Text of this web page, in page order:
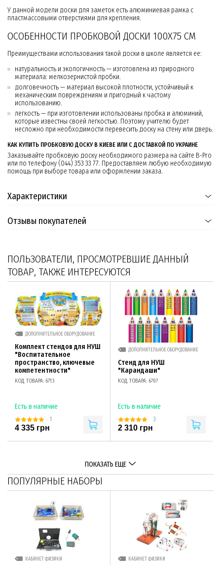
У данной модели доски для заметок есть алюминиевая рамка с
пластмассовыми отверстиями для крепления.
ОСОБЕННОСТИ ПРОБКОВОЙ ДОСКИ 100Х75 СМ
Преимуществами использования такой доски в школе является ее:
натуральность и экологичность — изготовлена из природного
материала: мелкозернистой пробки.
долговечность — материал высокой плотности, устойчивый к
механическим повреждениям и пригодный к частому
использованию.
легкость — при изготовлении использованы пробка и алюминий,
которые известны своей легкостью. Поэтому учителю будет
несложно при необходимости перевесить доску на стену или дверь.
КАК КУПИТЬ ПРОБКОВУЮ ДОСКУ В КИЕВЕ ИЛИ С ДОСТАВКОЙ ПО УКРАИНЕ
Заказывайте пробковую доску необходимого размера на сайте B-Pro
или по телефону (044) 353 33 77. Предоставляем любую необходимую
помощь при выборе товара или оформлении заказа.
Характеристики
Отзывы покупателей
ПОЛЬЗОВАТЕЛИ, ПРОСМОТРЕВШИЕ ДАННЫЙ
ТОВАР, ТАКЖЕ ИНТЕРЕСУЮТСЯ
ДОПОЛНИТЕЛЬНОЕ ОБОРУДОВАНИЕ
Комплект стендов для НУШ
"Воспитательное
пространство, ключевые
компетентности"
КОД ТОВАРА: 6713
Есть в наличие
1
4 335 грн
ДОПОЛНИТЕЛЬНОЕ ОБОРУДОВАНИЕ
Стенд для НУШ
"Карандаши"
КОД ТОВАРА: 6707
Есть в наличие
3
2 310 грн
ПОКАЗАТЬ ЕЩЕ
ПОПУЛЯРНЫЕ НАБОРЫ
КАБИНЕТ ФИЗИКИ КАБИНЕТ ФИЗИКИ